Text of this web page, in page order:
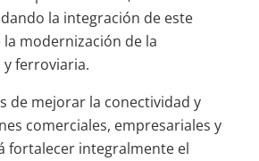
la integración de este
modernización de la
ferroviaria.
de mejorar la conectividad y
comerciales, empresariales y
fortalecer integralmente el